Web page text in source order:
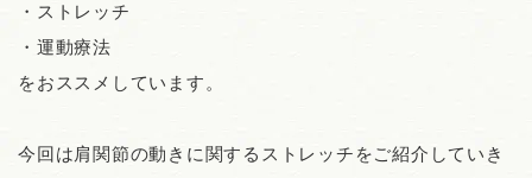
・ストレッチ
・運動療法
をおススメしています。
今回は肩関節の動きに関するストレッチをご紹介していき